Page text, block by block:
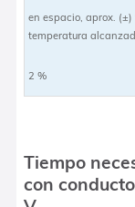
en espacio, aprox. (±)
temperatura
2 %
Tiempo
con